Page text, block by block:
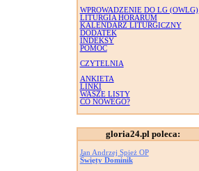
WPROWADZENIE DO LG (OWLG)
LITURGIA HORARUM
KALENDARZ LITURGICZNY
DODATEK
INDEKSY
POMOC
CZYTELNIA
ANKIETA
LINKI
WASZE LISTY
CO NOWEGO?
gloria24.pl poleca:
Jan Andrzej Spież OP
Święty Dominik